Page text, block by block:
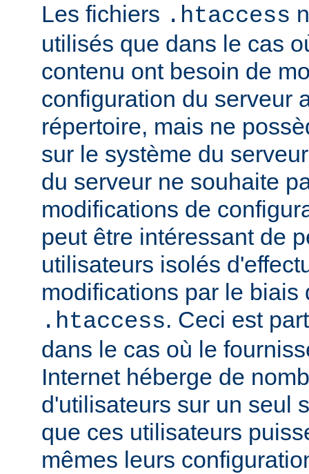
Les fichiers .htaccess
utilisés que dans le cas
contenu ont besoin de
configuration du serveur
répertoire, mais ne
sur le système du
du serveur ne souhaite
modifications de
peut être intéressant de
utilisateurs isolés
modifications par le biais
.htaccess. Ceci est
dans le cas où le
Internet héberge de
d'utilisateurs sur un seul
que ces utilisateurs
mêmes leurs